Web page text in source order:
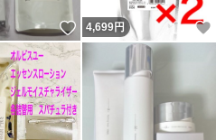
いいね！
4,699円